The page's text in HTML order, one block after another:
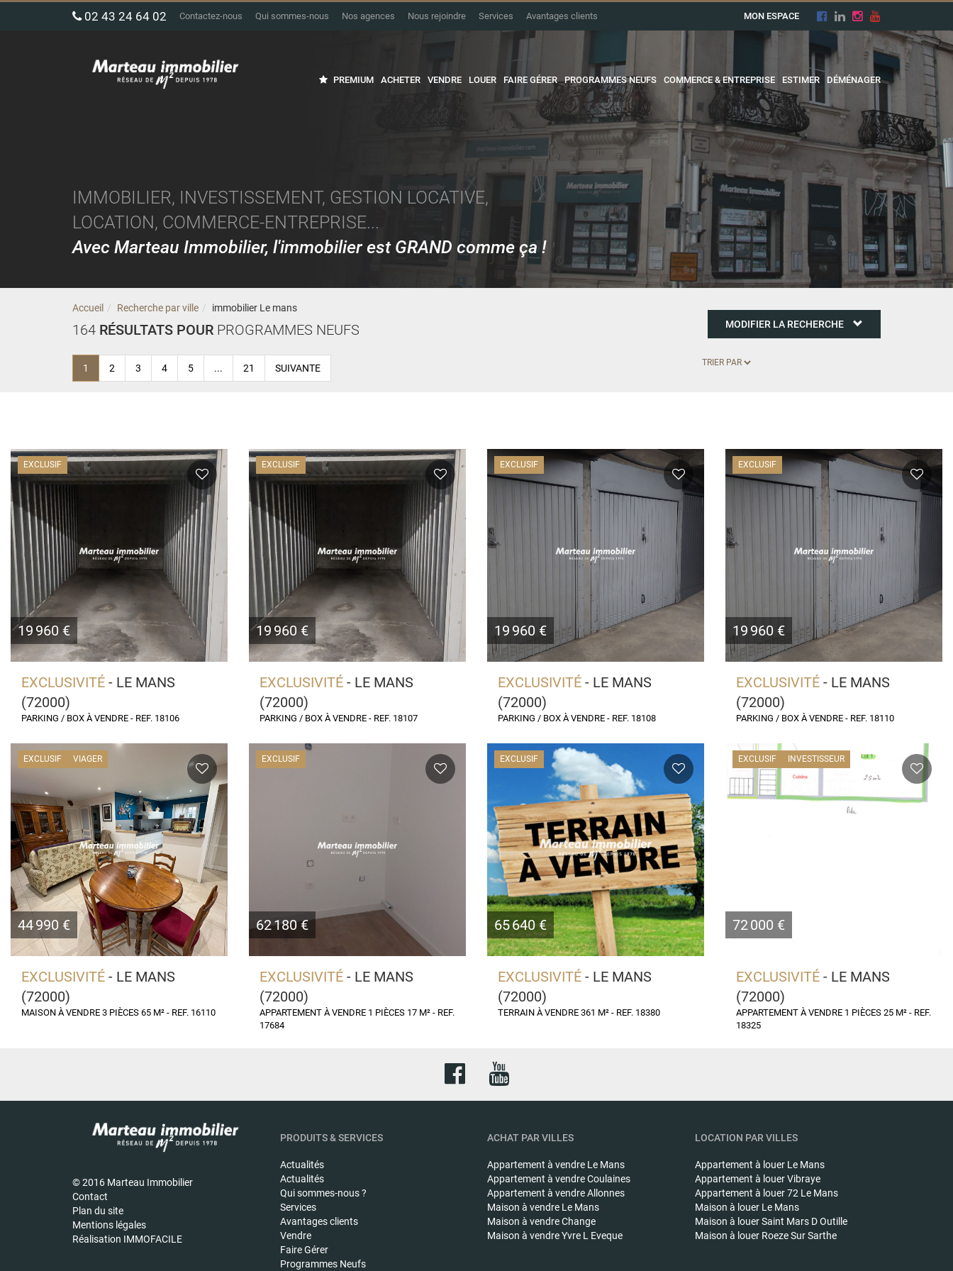
02 43 24 64 02 Contactez-nous Qui sommes-nous Nos agences Nous rejoindre Services Avantages clients MON ESPACE
PREMIUM ACHETER VENDRE LOUER FAIRE GÉRER PROGRAMMES NEUFS COMMERCE & ENTREPRISE ESTIMER DÉMÉNAGER
IMMOBILIER, INVESTISSEMENT, GESTION LOCATIVE,
LOCATION, COMMERCE-ENTREPRISE...
Avec Marteau Immobilier, l'immobilier est GRAND comme ça !
Accueil Recherche par ville immobilier Le mans
164 RÉSULTATS POUR PROGRAMMES NEUFS MODIFIER LA RECHERCHE
1 2 3 4 5 ... 21 SUIVANTE
EXCLUSIF
19 960 €
EXCLUSIVITÉ - LE MANS
(72000)
PARKING / BOX À VENDRE - REF. 18106
EXCLUSIF
19 960 €
EXCLUSIVITÉ - LE MANS
(72000)
PARKING / BOX À VENDRE - REF. 18107
EXCLUSIF
19 960 €
EXCLUSIVITÉ - LE MANS
(72000)
PARKING / BOX À VENDRE - REF. 18108
EXCLUSIF
19 960 €
EXCLUSIVITÉ - LE MANS
(72000)
PARKING / BOX À VENDRE - REF. 18110
EXCLUSIF VIAGER
44 990 €
EXCLUSIVITÉ - LE MANS
(72000)
MAISON À VENDRE 3 PIÈCES 65 M² - REF. 16110
EXCLUSIF
62 180 €
EXCLUSIVITÉ - LE MANS
(72000)
APPARTEMENT À VENDRE 1 PIÈCES 17 M² - REF.
17684
EXCLUSIF
65 640 €
EXCLUSIVITÉ - LE MANS
(72000)
TERRAIN À VENDRE 361 M² - REF. 18380
EXCLUSIF INVESTISSEUR
72 000 €
EXCLUSIVITÉ - LE MANS
(72000)
APPARTEMENT À VENDRE 1 PIÈCES 25 M² - REF.
18325
© 2016 Marteau Immobilier
Contact
Plan du site
Mentions légales
Réalisation IMMOFACILE
PRODUITS & SERVICES
Actualités
Actualités
Qui sommes-nous ?
Services
Avantages clients
Vendre
Faire Gérer
Programmes Neufs
ACHAT PAR VILLES
Appartement à vendre Le Mans
Appartement à vendreCoulaines
Appartement à vendreAllonnes
Maison à vendre Le Mans
Maison à vendreChange
Maison à vendreYvre L Eveque
LOCATION PAR VILLES
Appartement à louer Le Mans
Appartement à louerVibraye
Appartement à louer72 Le Mans
Maison à louer Le Mans
Maison à louerSaint Mars D Outille
Maison à louer Roeze Sur Sarthe